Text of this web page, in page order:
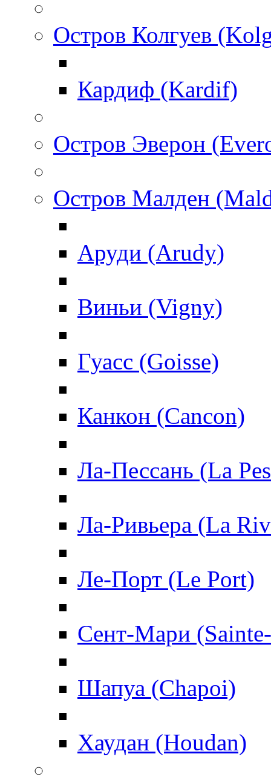
Остров Колгуев
Кардиф (Kardif)
Остров Эверон
Остров Малден
Аруди (Arudy)
Виньи (Vigny)
Гуасс (Goisse)
Канкон (Cancon)
Ла-Пессань (La
Ла-Ривьера (La
Ле-Порт (Le Port)
Сент-Мари
Шапуа (Chapoi)
Хаудан (Houdan)